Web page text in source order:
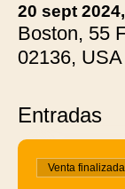
20 sept
Boston, 55
02136, USA
Entradas
Venta finalizada